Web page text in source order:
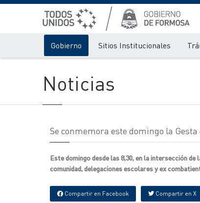
Gobierno Sitios Institucionales
Noticias
Se conmemora este domingo la
Este domingo desde las 8,30, en la intersección
comunidad, delegaciones escolares y ex
Compartir en Facebook Compartir en X